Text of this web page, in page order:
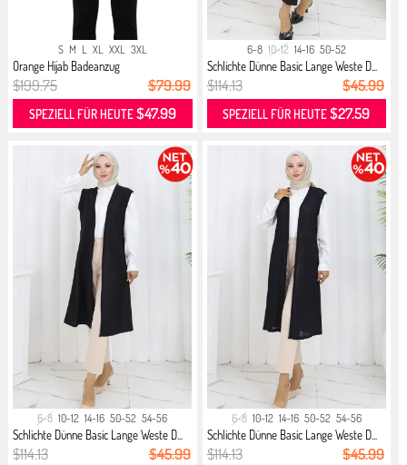
S M L XL XXL 3XL
Orange Hijab Badeanzug
$199.75 $79.99
SPEZIELL FÜR HEUTE$47.99
6-8 10-12 14-16 50-52
Schlichte Dünne Basic Lange Weste D...
$114.13 $45.99
SPEZIELL FÜR HEUTE$27.59
6-8 10-12 14-16 50-52 54-56
Schlichte Dünne Basic Lange Weste D...
$114.13 $45.99
6-8 10-12 14-16 50-52 54-56
Schlichte Dünne Basic Lange Weste D...
$114.13 $45.99